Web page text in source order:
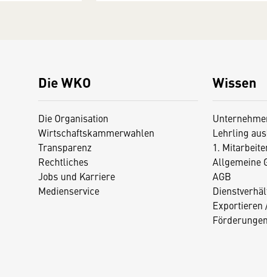
Die WKO
Die Organisation
Wirtschaftskammerwahlen
Transparenz
Rechtliches
Jobs und Karriere
Medienservice
Wissen
Lehrling
1.
Allgemeine
AGB
Exportieren
Förderungen